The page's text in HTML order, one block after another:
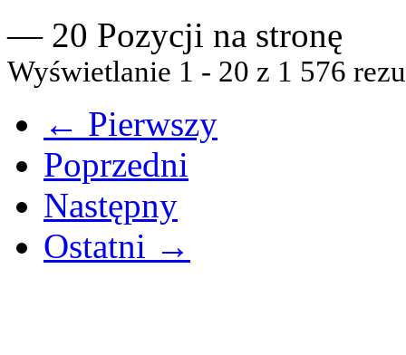
— 20 Pozycji na stronę
Wyświetlanie 1 - 20 z 1 576
← Pierwszy
Poprzedni
Następny
Ostatni →